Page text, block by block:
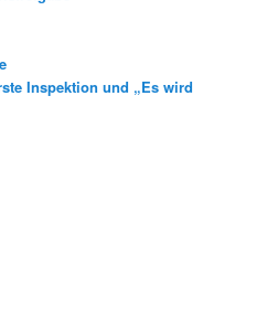
Inspektion und „Es wird